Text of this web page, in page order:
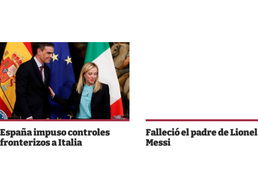
España impuso controles
fronterizos a Italia
Falleció el padre de Lionel
Messi